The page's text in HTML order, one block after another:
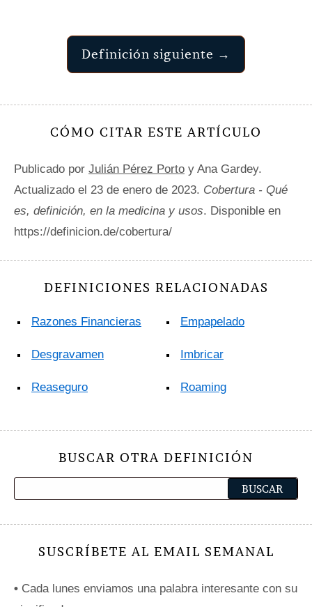
Definición siguiente →
CÓMO CITAR ESTE ARTÍCULO
Publicado por Julián Pérez Porto y Ana Gardey.
Actualizado el 23 de enero de 2023. Cobertura - Qué
es, definición, en la medicina y usos. Disponible en
https://definicion.de/cobertura/
DEFINICIONES RELACIONADAS
Razones Financieras
Desgravamen
Reaseguro
Empapelado
Imbricar
Roaming
BUSCAR OTRA DEFINICIÓN
SUSCRÍBETE AL EMAIL SEMANAL
• Cada lunes enviamos una palabra interesante con su